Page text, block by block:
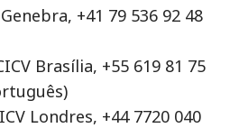
+41 79 536 92 48
Brasília, +55 619 81 75
Londres, +44 7720 040